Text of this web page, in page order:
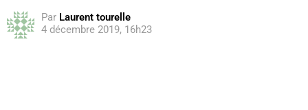
Par Laurent tourelle
4 décembre 2019, 16h23